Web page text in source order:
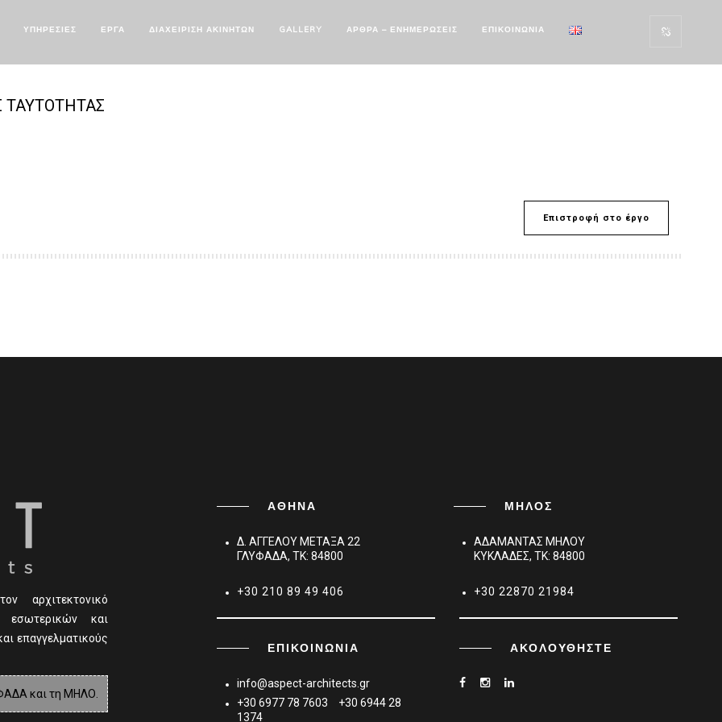
ΥΠΗΡΕΣΙΕΣ ΕΡΓΑ ΔΙΑΧΕΙΡΙΣΗ ΑΚΙΝΗΤΩΝ GALLERY ΑΡΘΡΑ – ΕΝΗΜΕΡΩΣΕΙΣ ΕΠΙΚΟΙΝΩΝΙΑ
ΤΑΥΤΟΤΗΤΑΣ
Επιστροφή στο έργο
αρχιτεκτονικό
εσωτερικών και
επαγγελματικούς
και τη ΜΗΛΟ.
ΑΘΗΝΑ
Δ. ΑΓΓΕΛΟΥ ΜΕΤΑΞΑ 22
ΓΛΥΦΑΔΑ, TK: 84800
+30 210 89 49 406
ΜΗΛΟΣ
ΑΔΑΜΑΝΤΑΣ ΜΗΛΟΥ
ΚΥΚΛΑΔΕΣ, TK: 84800
+30 22870 21984
ΕΠΙΚΟΙΝΩΝΊΑ
info@aspect-architects.gr
+30 6977 78 7603
+30 6944 28
1374
ΑΚΟΛΟΥΘΉΣΤΕ